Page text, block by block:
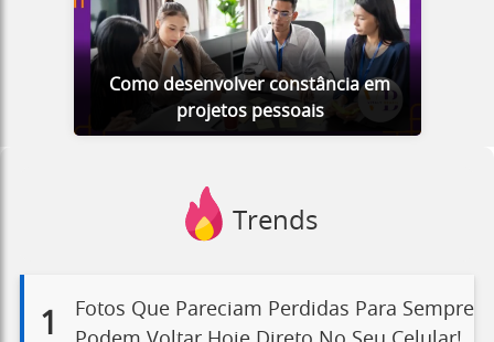
Como desenvolver constância em
projetos pessoais
Trends
1
Fotos Que Pareciam Perdidas Para Sempre